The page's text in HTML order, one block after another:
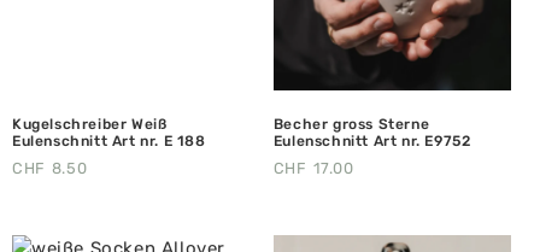
Kugelschreiber Weiß
Eulenschnitt Art nr. E 188
CHF 8.50
Becher gross Sterne
Eulenschnitt Art nr. E9752
CHF 17.00